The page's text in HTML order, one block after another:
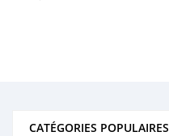
CATÉGORIES POPULAIRES